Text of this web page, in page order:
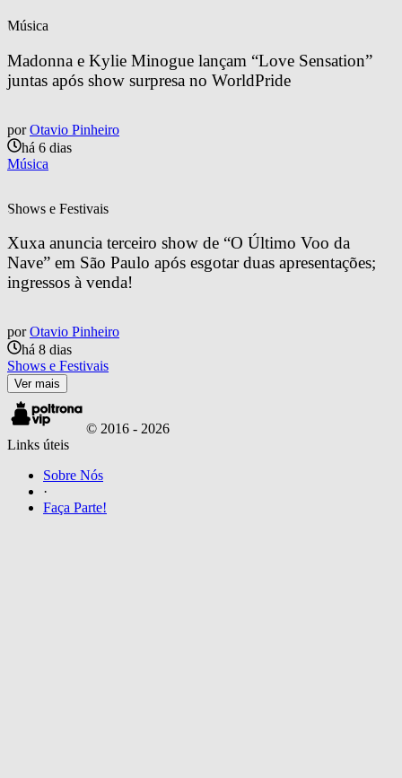
Música
Madonna e Kylie Minogue lançam “Love Sensation”
juntas após show surpresa no WorldPride
por Otavio Pinheiro
há 6 dias
Música
Shows e Festivais
Xuxa anuncia terceiro show de “O Último Voo da
Nave” em São Paulo após esgotar duas apresentações;
ingressos à venda!
por Otavio Pinheiro
há 8 dias
Shows e Festivais
Ver mais
© 2016 - 2026
Links úteis
Sobre Nós
·
Faça Parte!